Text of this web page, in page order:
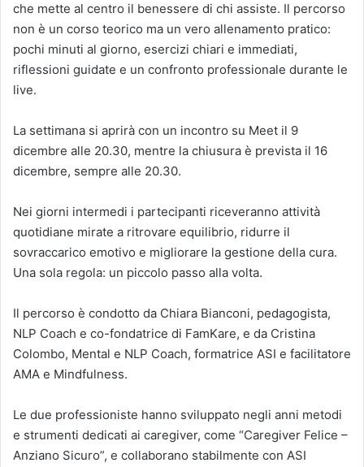
che mette al centro il benessere di chi assiste. Il percorso
non è un corso teorico ma un vero allenamento pratico:
pochi minuti al giorno, esercizi chiari e immediati,
riflessioni guidate e un confronto professionale durante le
live.
La settimana si aprirà con un incontro su Meet il 9
dicembre alle 20.30, mentre la chiusura è prevista il 16
dicembre, sempre alle 20.30.
Nei giorni intermedi i partecipanti riceveranno attività
quotidiane mirate a ritrovare equilibrio, ridurre il
sovraccarico emotivo e migliorare la gestione della cura.
Una sola regola: un piccolo passo alla volta.
Il percorso è condotto da Chiara Bianconi, pedagogista,
NLP Coach e co-fondatrice di FamKare, e da Cristina
Colombo, Mental e NLP Coach, formatrice ASI e facilitatore
AMA e Mindfulness.
Le due professioniste hanno sviluppato negli anni metodi
e strumenti dedicati ai caregiver, come “Caregiver Felice –
Anziano Sicuro”, e collaborano stabilmente con ASI